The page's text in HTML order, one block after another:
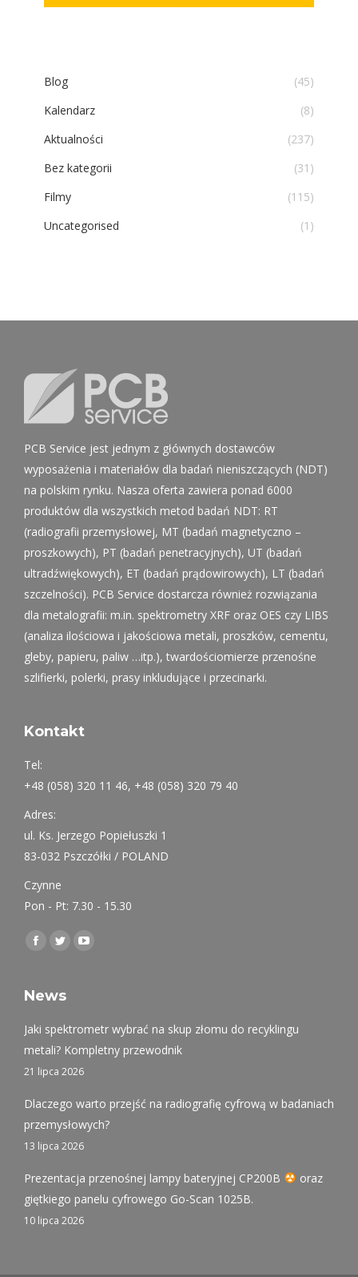
Blog
(45)
Kalendarz
(8)
Aktualności
(237)
Bez kategorii
(31)
Filmy
(115)
Uncategorised
(1)
PCB Service jest jednym z głównych dostawców
wyposażenia i materiałów dla badań nieniszczących (NDT)
na polskim rynku. Nasza oferta zawiera ponad 6000
produktów dla wszystkich metod badań NDT: RT
(radiografii przemysłowej, MT (badań magnetyczno –
proszkowych), PT (badań penetracyjnych), UT (badań
ultradźwiękowych), ET (badań prądowirowych), LT (badań
szczelności). PCB Service dostarcza również rozwiązania
dla metalografii: m.in. spektrometry XRF oraz OES czy LIBS
(analiza ilościowa i jakościowa metali, proszków, cementu,
gleby, papieru, paliw …itp.), twardościomierze przenośne
szlifierki, polerki, prasy inkludujące i przecinarki.
Kontakt
Tel:
+48 (058) 320 11 46, +48 (058) 320 79 40
Adres:
ul. Ks. Jerzego Popiełuszki 1
83-032 Pszczółki / POLAND
Czynne
Pon - Pt: 7.30 - 15.30
Find us on:
Facebook
opens
new
window
Twitter
opens
new
window
YouTube
new
window
News
Jaki spektrometr wybrać na skup złomu do recyklingu
metali? Kompletny przewodnik
21 lipca 2026
Dlaczego warto przejść na radiografię cyfrową w badaniach
przemysłowych?
13 lipca 2026
Prezentacja przenośnej lampy bateryjnej CP200B
oraz
giętkiego panelu cyfrowego Go-Scan 1025B.
10 lipca 2026